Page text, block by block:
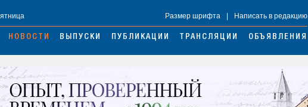
Размер шрифта Написать в редакцию
НОВОСТИ ВЫПУСКИ ПУБЛИКАЦИИ ТРАНСЛЯЦИИ ОБЪЯВЛЕНИЯ